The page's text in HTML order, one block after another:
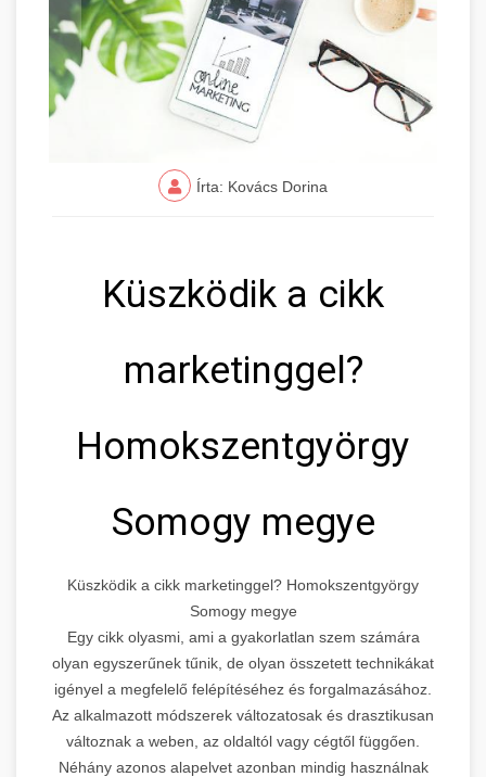
Írta: Kovács Dorina
Küszködik a cikk
marketinggel?
Homokszentgyörgy
Somogy megye
Küszködik a cikk marketinggel? Homokszentgyörgy
Somogy megye
Egy cikk olyasmi, ami a gyakorlatlan szem számára
olyan egyszerűnek tűnik, de olyan összetett technikákat
igényel a megfelelő felépítéséhez és forgalmazásához.
Az alkalmazott módszerek változatosak és drasztikusan
változnak a weben, az oldaltól vagy cégtől függően.
Néhány azonos alapelvet azonban mindig használnak